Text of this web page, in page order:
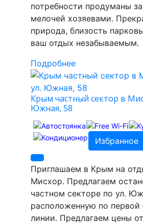
потребности продуманы
мелочей хозяевами.
природа, близость
ваш отдых незабываемым.
Подробнее
Крым частный сектор в
Южная, 58
Избранное
Приглашаем в Крым на
Мисхор. Предлагаем
частном секторе по ул.
расположенную по первой
линии. Предлагаем цены